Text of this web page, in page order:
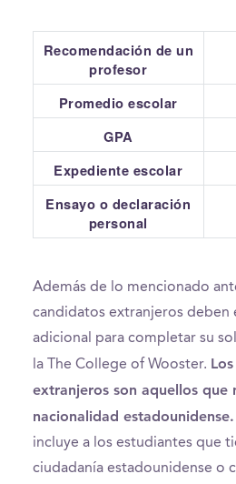
Recomendación de un
profesor
Promedio escolar
GPA
Expediente escolar
Ensayo o declaración
personal
Además de lo mencionado
candidatos extranjeros deben
adicional para completar su
la The College of Wooster.
extranjeros son aquellos que
nacionalidad estadounidense.
incluye a los estudiantes que
ciudadanía estadounidense o